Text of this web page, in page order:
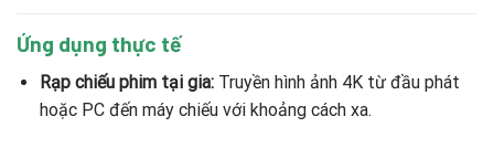
Ứng dụng thực tế
Rạp chiếu phim tại gia:Truyền hình ảnh 4K từ đầu phát
hoặc PC đến máy chiếu với khoảng cách xa.